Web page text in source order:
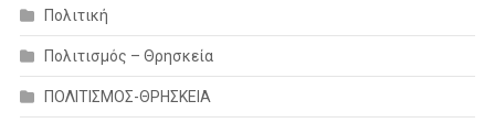
Πολιτική
Πολιτισμός – Θρησκεία
ΠΟΛΙΤΙΣΜΟΣ-ΘΡΗΣΚΕΙΑ